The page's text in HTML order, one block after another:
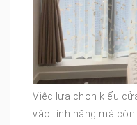
Việc lựa chọn kiểu
vào tính năng mà